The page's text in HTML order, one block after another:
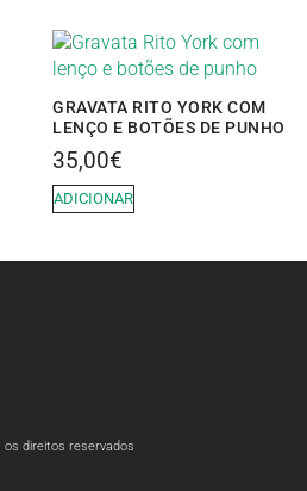
GRAVATA RITO YORK COM
LENÇO E BOTÕES DE PUNHO
35,00€
ADICIONAR
direitos reservados